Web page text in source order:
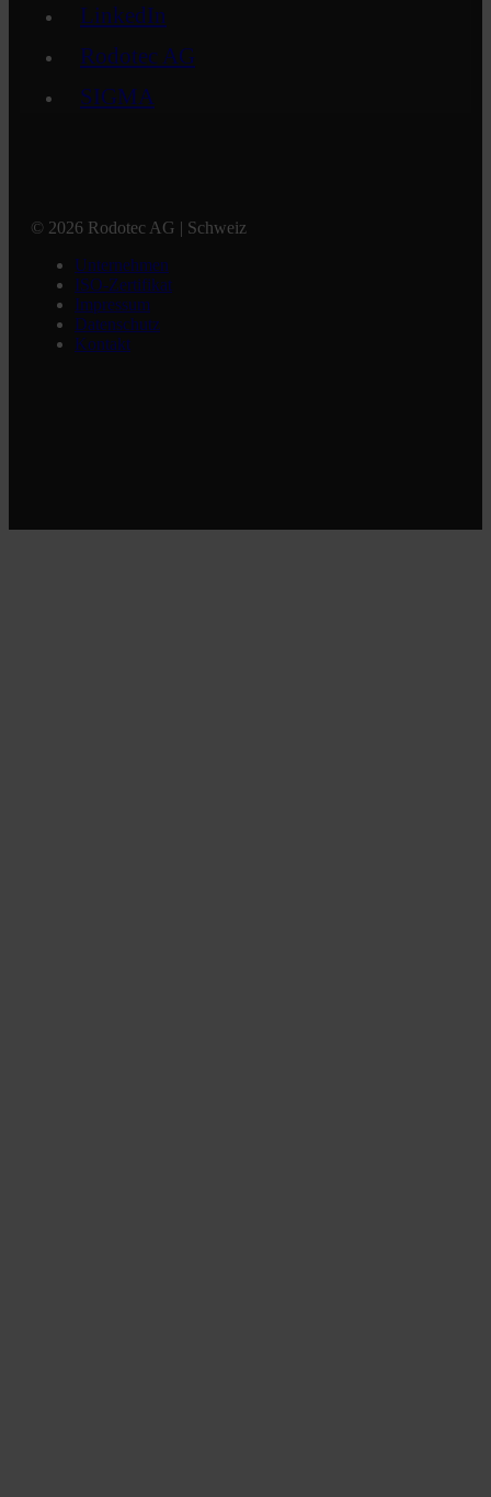
LinkedIn
Rodotec AG
SIGMA
© 2026 Rodotec AG | Schweiz
Unternehmen
ISO-Zertifikat
Impressum
Datenschutz
Kontakt